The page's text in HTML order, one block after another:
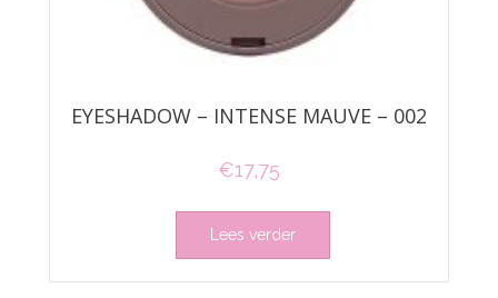
EYESHADOW – INTENSE MAUVE – 002
€17,75
Lees verder